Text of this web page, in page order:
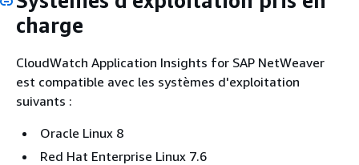
charge
CloudWatch Application Insights for SAP NetWeaver
est compatible avec les systèmes d'exploitation
suivants :
Oracle Linux 8
Red Hat Enterprise Linux 7.6